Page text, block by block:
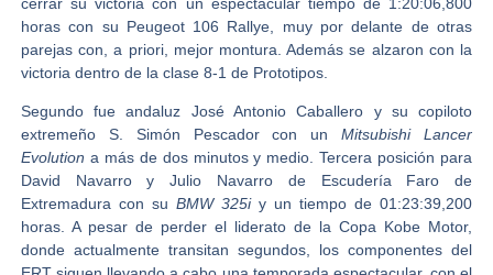
horas con su Peugeot 106 Rallye, muy por delante de otras
parejas con, a priori, mejor montura. Además se alzaron con la
victoria dentro de la clase 8-1 de Prototipos.
Segundo fue andaluz José Antonio Caballero y su copiloto
extremeño S. Simón Pescadorcon unMitsubishi Lancer
Evolution a más de dos minutos y medio. Tercera posición para
David Navarro y Julio Navarro de Escudería Faro de
Extremaduracon su BMW 325iy un tiempo de 01:23:39,200
horas. A pesar de perder el liderato de la Copa Kobe Motor,
donde actualmente transitan segundos, los componentes del